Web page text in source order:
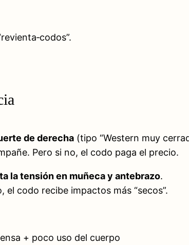
de derecha (tipo “Western muy
Pero si no, el codo paga el precio.
la tensión en muñeca y antebrazo.
codo recibe impactos más “secos”.
+ poco uso del cuerpo